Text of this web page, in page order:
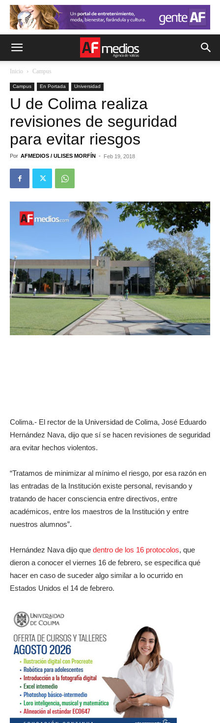
Inicio Campus
Campus En Portada Universidad
U de Colima realiza
revisiones de seguridad
para evitar riesgos
Por AFMEDIOS / ULISES MORFÍN - Feb 19, 2018
Colima.- El rector de la Universidad de Colima, José Eduardo
Hernández Nava, dijo que sí se hacen revisiones de seguridad
ara evitar hechos violentos.
“Tratamos de minimizar al mínimo el riesgo, por esa razón en
las entradas de la Institución existe personal, revisando y
tratando de hacer consciencia entre directivos, entre
académicos, entre los maestros de la Institución y entre
nuestros alumnos”.
Hernández Nava dijo que dentro de los 16 protocolos, que
dieron a conocer el viernes 16 de febrero, se especifica qué
hacer en caso de suceder algo similar a lo ocurrido en
Estados Unidos el 14 de febrero.